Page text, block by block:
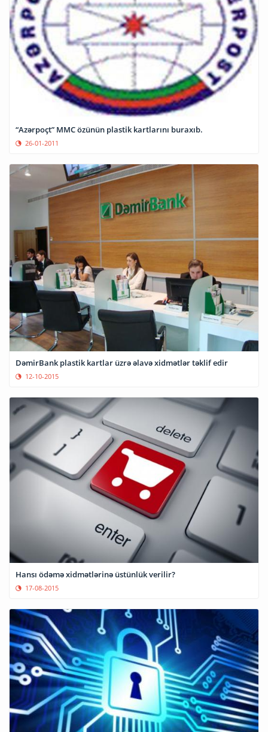
“Azərpoçt” MMC özünün plastik kartlarını buraxıb.
26-01-2011
DəmirBank plastik kartlar üzrə əlavə xidmətlər təklif edir
12-10-2015
Hansı ödəmə xidmətlərinə üstünlük verilir?
17-08-2015